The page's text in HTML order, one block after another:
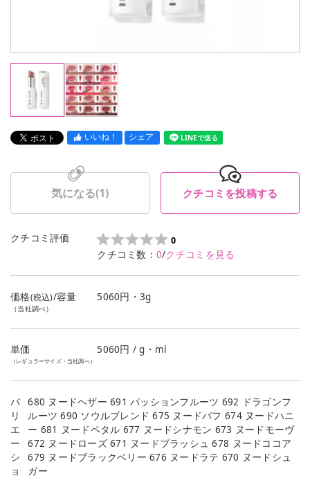
いいね！ シェア LINEで送る
気になる(1) クチコミを投稿する
クチコミ評価 0
クチコミ数： 0/クチコミを見る
価格(税込)/容量
（当社調べ）
5060円・3g
単価
（レギュラーサイズ・当社調べ）
5060円 / g・ml
バ
リ
エ
ー
シ
ョ
680 ヌードヘザー 691 パッションフルーツ 692 ドラゴンフ
ルーツ 690 ソウルブレンド 675 ヌードバフ 674 ヌードハニ
ー 681 ヌードペタル 677 ヌードシナモン 673 ヌードモーヴ
672 ヌードローズ 671 ヌードブラッシュ 678 ヌードココア
679 ヌードブラックベリー 676 ヌードラテ 670 ヌードシュ
ガー